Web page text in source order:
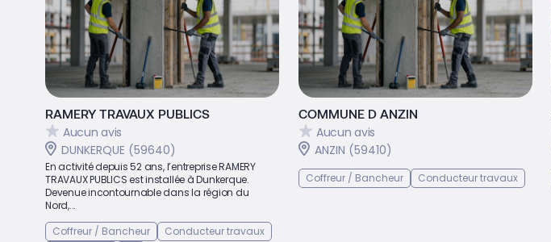
RAMERY TRAVAUX PUBLICS
Aucun avis
DUNKERQUE (59640)
En activité depuis 52 ans, l’entreprise RAMERY
TRAVAUX PUBLICS est installée à Dunkerque.
Devenue incontournable dans la région du
Nord,...
Coffreur / Bancheur
Conducteur travaux
COMMUNE D ANZIN
Aucun avis
ANZIN (59410)
Coffreur / Bancheur Conducteur travaux